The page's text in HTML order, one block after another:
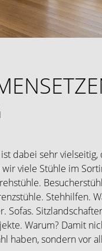
dabei sehr vielseitig,
wir viele Stühle im
Stehhilfen.
Sofas.
Warum? Damit
haben, sondern vor